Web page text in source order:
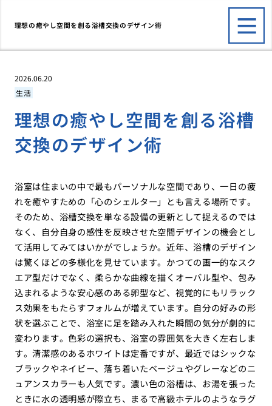
理想の癒やし空間を創る浴槽交換のデザイン術
2026.06.20
生活
理想の癒やし空間を創る浴槽
交換のデザイン術
浴室は住まいの中で最もパーソナルな空間であり、一日の疲
れを癒やすための「心のシェルター」とも言える場所です。
そのため、浴槽交換を単なる設備の更新として捉えるのでは
なく、自分自身の感性を反映させた空間デザインの機会とし
て活用してみてはいかがでしょうか。近年、浴槽のデザイン
は驚くほどの多様化を見せています。かつての画一的なスク
エア型だけでなく、柔らかな曲線を描くオーバル型や、包み
込まれるような安心感のある卵型など、視覚的にもリラック
ス効果をもたらすフォルムが増えています。自分の好みの形
状を選ぶことで、浴室に足を踏み入れた瞬間の気分が劇的に
変わります。色彩の選択も、浴室の雰囲気を大きく左右しま
す。清潔感のあるホワイトは定番ですが、最近ではシックな
ブラックやネイビー、落ち着いたベージュやグレーなどのニ
ュアンスカラーも人気です。濃い色の浴槽は、お湯を張った
ときに水の透明感が際立ち、まるで高級ホテルのようなラグ